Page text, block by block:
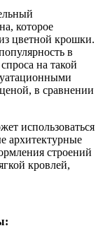
которое
цветной крошки.
в
на такой
в сравнении
использоваться
архитектурные
строений
кровлей,